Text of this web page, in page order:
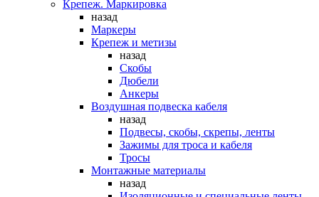
Крепеж. Маркировка
назад
Маркеры
Крепеж и метизы
назад
Скобы
Дюбели
Анкеры
Воздушная подвеска кабеля
назад
Подвесы, скобы, скрепы, ленты
Зажимы для троса и кабеля
Тросы
Монтажные материалы
назад